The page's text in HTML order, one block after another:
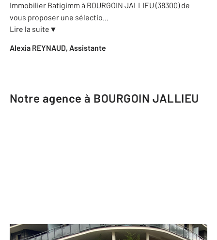
Immobilier Batigimm à BOURGOIN JALLIEU (38300) de
vous proposer une sélectio...
Lire la suite ▼
Alexia REYNAUD, Assistante
Notre agence à BOURGOIN JALLIEU